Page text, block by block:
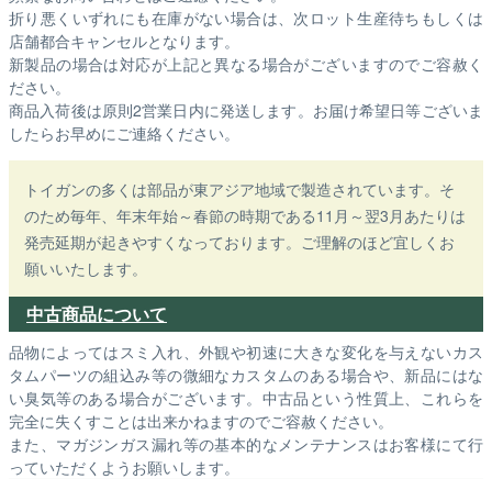
折り悪くいずれにも在庫がない場合は、次ロット生産待ちもしくは
店舗都合キャンセルとなります。
新製品の場合は対応が上記と異なる場合がございますのでご容赦く
ださい。
商品入荷後は原則2営業日内に発送します。お届け希望日等ございま
したらお早めにご連絡ください。
トイガンの多くは部品が東アジア地域で製造されています。そ
のため毎年、年末年始～春節の時期である11月～翌3月あたりは
発売延期が起きやすくなっております。ご理解のほど宜しくお
願いいたします。
中古商品について
品物によってはスミ入れ、外観や初速に大きな変化を与えないカス
タムパーツの組込み等の微細なカスタムのある場合や、新品にはな
い臭気等のある場合がございます。中古品という性質上、これらを
完全に失くすことは出来かねますのでご容赦ください。
また、マガジンガス漏れ等の基本的なメンテナンスはお客様にて行
っていただくようお願いします。